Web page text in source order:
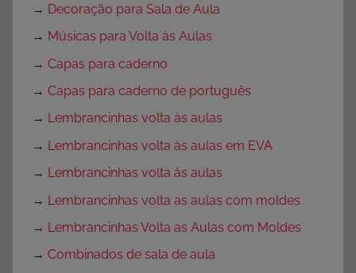
→ Decoração para Sala de Aula
→ Músicas para Volta às Aulas
→ Capas para caderno
→ Capas para caderno de português
→ Lembrancinhas volta às aulas
→ Lembrancinhas volta às aulas em EVA
→ Lembrancinhas volta às aulas
→ Lembrancinhas volta as aulas com moldes
→ Lembrancinhas Volta as Aulas com Moldes
→ Combinados de sala de aula